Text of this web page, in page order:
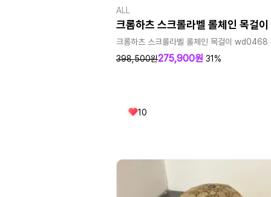
ALL
크롬하츠 스크롤라벨 롤체인 목걸이
크롬하츠 스크롤라벨 롤체인 목걸이 wd0468
398,500원275,900원 31%
10